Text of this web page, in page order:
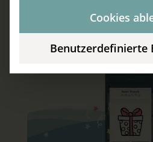
Cookies
Benutzerdefinierte